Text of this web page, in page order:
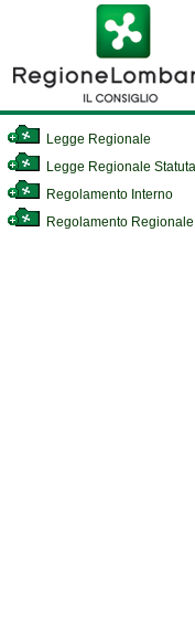
Legge Regionale
Legge Regionale
Regolamento Interno
Regolamento Regionale